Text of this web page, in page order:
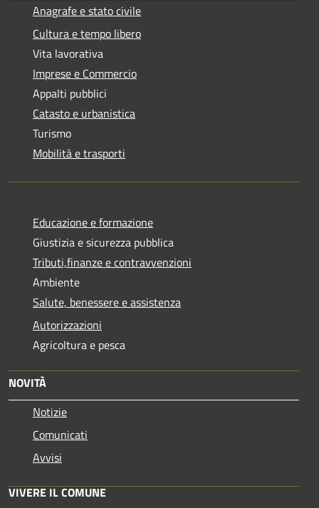
Anagrafe e stato civile
Cultura e tempo libero
Vita lavorativa
Imprese e Commercio
Appalti pubblici
Catasto e urbanistica
Turismo
Mobilità e trasporti
Educazione e formazione
Giustizia e sicurezza pubblica
Tributi,finanze e contravvenzioni
Ambiente
Salute, benessere e assistenza
Autorizzazioni
Agricoltura e pesca
NOVITÀ
Notizie
Comunicati
Avvisi
VIVERE IL COMUNE